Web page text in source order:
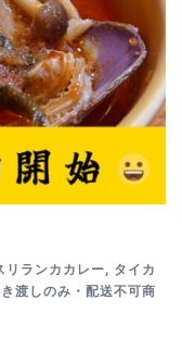
リランカカレー, タイカ
渡しのみ・配送不可商